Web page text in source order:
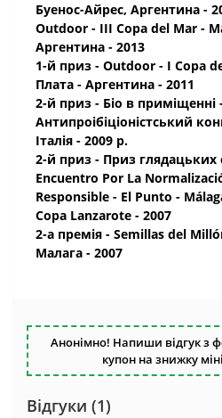
Буенос-Айрес, Аргентина -
Outdoor - III Copa del Mar -
Аргентина - 2013
1-й приз - Outdoor - I Copa
Плата - Аргентина - 2011
2-й приз - Біо в приміщенні
Антипроібіціоністський
Італія - 2009 р.
2-й приз - Приз глядацьких
Encuentro Por La
Responsible - El Punto -
Copa Lanzarote - 2007
2-а премія - Semillas del
Малага - 2007
Анонімно! Напиши відгук з
купон на знижку
Відгуки (1)